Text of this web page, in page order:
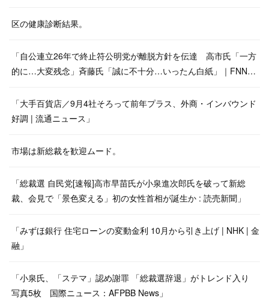
区の健康診断結果。
「自公連立26年で終止符公明党が離脱方針を伝達 高市氏「一方
的に…大変残念」斉藤氏「誠に不十分…いったん白紙」｜FNN…
「大手百貨店／9月4社そろって前年プラス、外商・インバウンド
好調 | 流通ニュース」
市場は新総裁を歓迎ムード。
「総裁選 自民党[速報]高市早苗氏が小泉進次郎氏を破って新総
裁、会見で「景色変える」初の女性首相が誕生か : 読売新聞」
「みずほ銀行 住宅ローンの変動金利 10月から引き上げ | NHK | 金
融」
「小泉氏、「ステマ」認め謝罪 「総裁選辞退」がトレンド入り
写真5枚 国際ニュース：AFPBB News」